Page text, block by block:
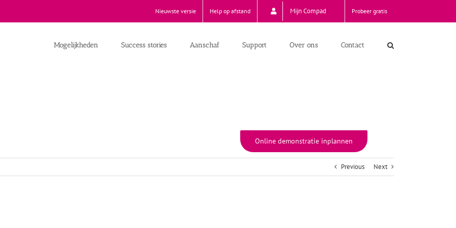
Nieuwste versie Help op afstand Mijn Compad Probeer gratis
Mogelijkheden Success stories Aanschaf Support Over ons Contact
Online demonstratie inplannen
Previous Next